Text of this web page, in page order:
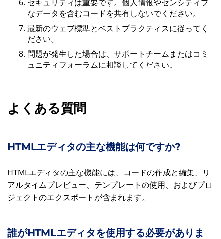
セキュリティは重要です。個人情報やセンシティブ
なデータを含むコードを共有しないでください。
最新のウェブ標準とベストプラクティスに従ってく
ださい。
問題が発生した場合は、サポートチームまたはコミ
ュニティフォーラムに相談してください。
よくある質問
HTMLエディタの主な機能は何ですか?
HTMLエディタの主な機能には、コードの作成と編集、リ
アルタイムプレビュー、テンプレートの使用、およびプロ
ジェクトのエクスポートが含まれます。
誰がHTMLエディタを使用する必要がありま